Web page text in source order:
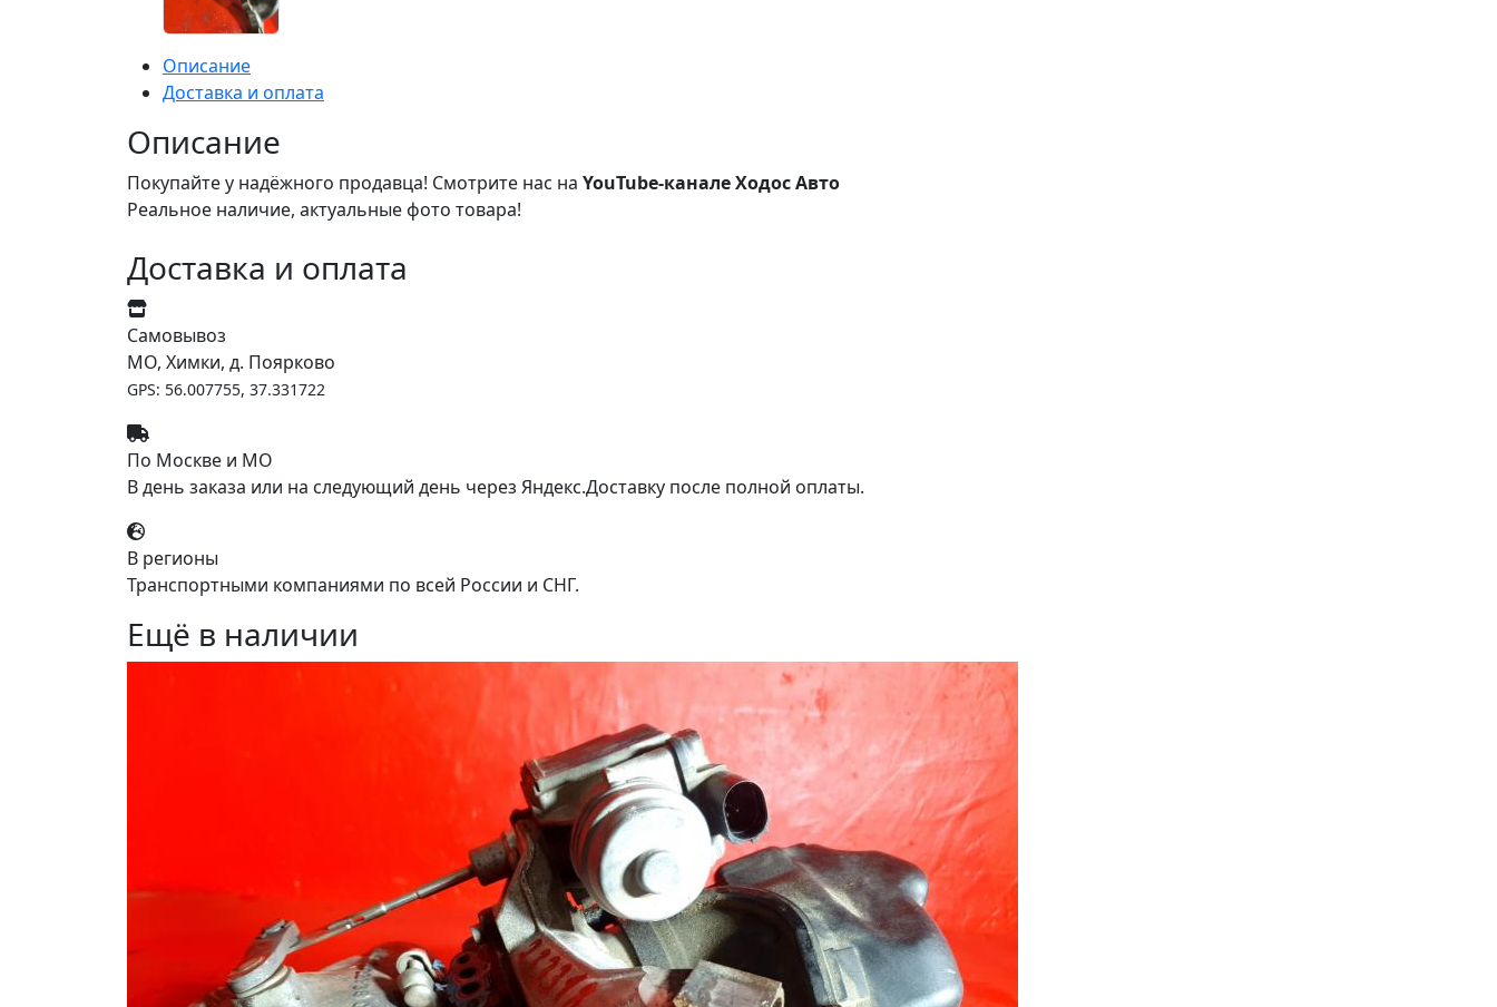
Описание
Доставка и оплата
Описание
Покупайте у надёжного продавца! Смотрите нас на YouTube-канале Ходос Авто
Реальное наличие, актуальные фото товара!
Доставка и оплата
Самовывоз
МО, Химки, д. Поярково
GPS: 56.007755, 37.331722
По Москве и МО
В день заказа или на следующий день через Яндекс.Доставку после полной оплаты.
В регионы
Транспортными компаниями по всей России и СНГ.
Ещё в наличии